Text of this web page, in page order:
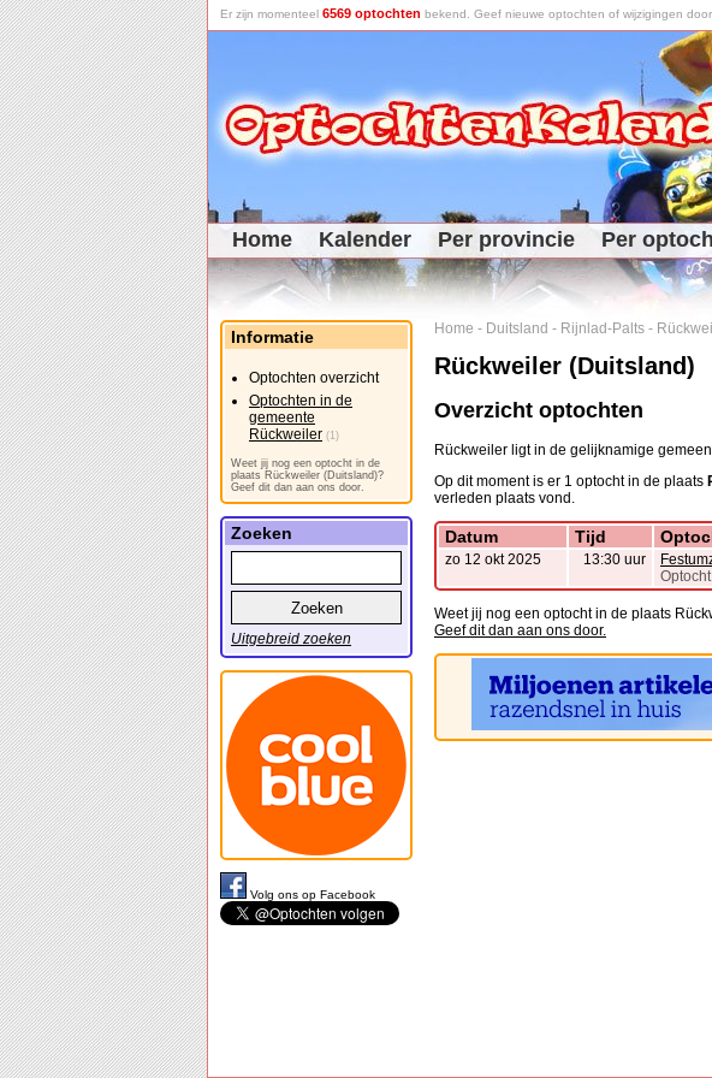
Er zijn momenteel 6569 optochten bekend. Geef nieuwe optochten of wijzigingen
Home Kalender Per provincie Per
Home - Duitsland - Rijnlad-Palts -
Rückweiler (Duitsland)
Overzicht optochten
Rückweiler ligt in de gelijknamige
Op dit moment is er 1 optocht in de plaats
verleden plaats vond.
Datum Tijd
zo 12 okt 2025 13:30 uur
Weet jij nog een optocht in de plaats
Geef dit dan aan ons door.
Informatie
Optochten overzicht
Optochten in de
gemeente
Rückweiler (1)
Weet jij nog een optocht in de
plaats Rückweiler (Duitsland)?
Geef dit dan aan ons door.
Zoeken
Uitgebreid zoeken
Volg ons op Facebook